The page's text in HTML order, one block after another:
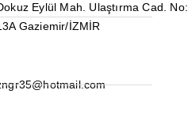
Eylül Mah. Ulaştırma Cad. No:
Gaziemir/İZMİR